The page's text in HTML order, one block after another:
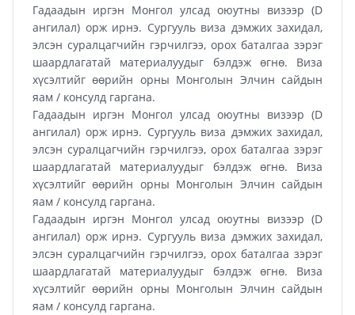
Гадаадын иргэн Монгол улсад оюутны визээр (D
ангилал) орж ирнэ. Сургууль виза дэмжих захидал,
элсэн суралцагчийн гэрчилгээ, орох баталгаа зэрэг
шаардлагатай материалуудыг бэлдэж өгнө. Виза
хүсэлтийг өөрийн орны Монголын Элчин сайдын
яам / консулд гаргана.
Гадаадын иргэн Монгол улсад оюутны визээр (D
ангилал) орж ирнэ. Сургууль виза дэмжих захидал,
элсэн суралцагчийн гэрчилгээ, орох баталгаа зэрэг
шаардлагатай материалуудыг бэлдэж өгнө. Виза
хүсэлтийг өөрийн орны Монголын Элчин сайдын
яам / консулд гаргана.
Гадаадын иргэн Монгол улсад оюутны визээр (D
ангилал) орж ирнэ. Сургууль виза дэмжих захидал,
элсэн суралцагчийн гэрчилгээ, орох баталгаа зэрэг
шаардлагатай материалуудыг бэлдэж өгнө. Виза
хүсэлтийг өөрийн орны Монголын Элчин сайдын
яам / консулд гаргана.